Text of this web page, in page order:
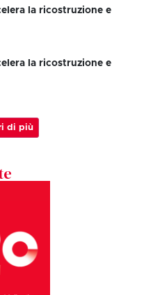
la ricostruzione e
la ricostruzione e
di più